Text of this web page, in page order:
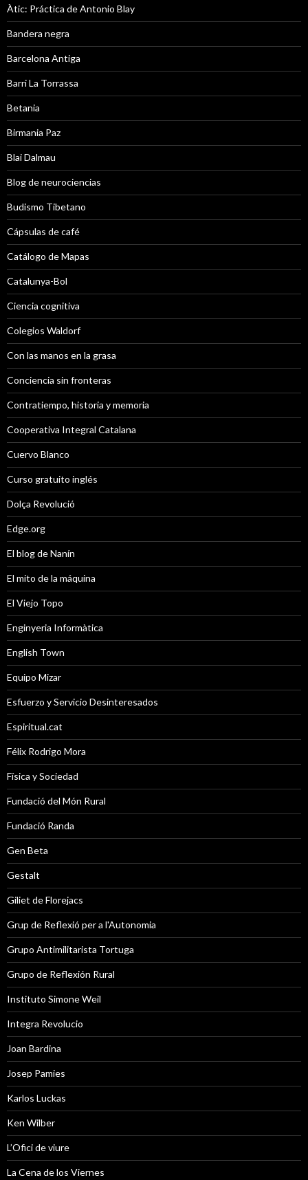
Àtic: Práctica de Antonio Blay
Bandera negra
Barcelona Antiga
Barri La Torrassa
Betania
Birmania Paz
Blai Dalmau
Blog de neurociencias
Budismo Tibetano
Cápsulas de café
Catálogo de Mapas
Catalunya-Bol
Ciencia cognitiva
Colegios Waldorf
Con las manos en la grasa
Conciencia sin fronteras
Contratiempo, historia y memoria
Cooperativa Integral Catalana
Cuervo Blanco
Curso gratuito inglés
Dolça Revolució
Edge.org
El blog de Nanín
El mito de la máquina
El Viejo Topo
Enginyeria Informàtica
English Town
Equipo Mizar
Esfuerzo y Servicio Desinteresados
Espiritual.cat
Félix Rodrigo Mora
Física y Sociedad
Fundació del Món Rural
Fundació Randa
Gen Beta
Gestalt
Giliet de Florejacs
Grup de Reflexió per a l'Autonomia
Grupo Antimilitarista Tortuga
Grupo de Reflexión Rural
Instituto Simone Weil
Integra Revolucio
Joan Bardina
Josep Pamies
Karlos Luckas
Ken Wilber
L’Ofici de viure
La Cena de los Viernes